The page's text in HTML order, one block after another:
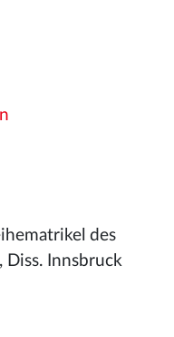
des
Diss. Innsbruck